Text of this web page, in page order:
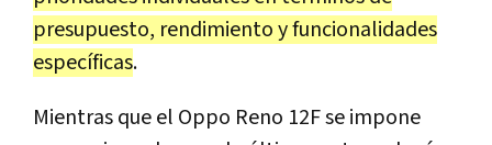
presupuesto, rendimiento y funcionalidades
específicas.
Mientras que el Oppo Reno 12F se impone